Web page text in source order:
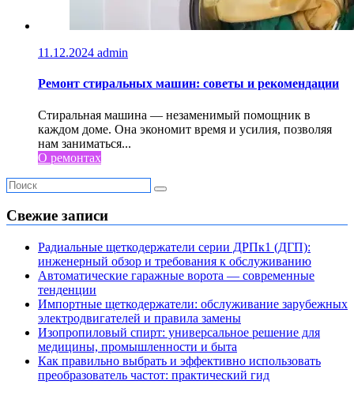
11.12.2024 admin
Ремонт стиральных машин: советы и рекомендации
Стиральная машина — незаменимый помощник в
каждом доме. Она экономит время и усилия, позволяя
нам заниматься...
О ремонтах
Свежие записи
Радиальные щеткодержатели серии ДРПк1 (ДГП):
инженерный обзор и требования к обслуживанию
Автоматические гаражные ворота — современные
тенденции
Импортные щеткодержатели: обслуживание зарубежных
электродвигателей и правила замены
Изопропиловый спирт: универсальное решение для
медицины, промышленности и быта
Как правильно выбрать и эффективно использовать
преобразователь частот: практический гид